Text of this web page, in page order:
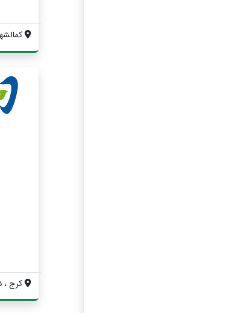
کرج ، ۴۵ متری گلشهر ، چهار راه گلزار ، ج...